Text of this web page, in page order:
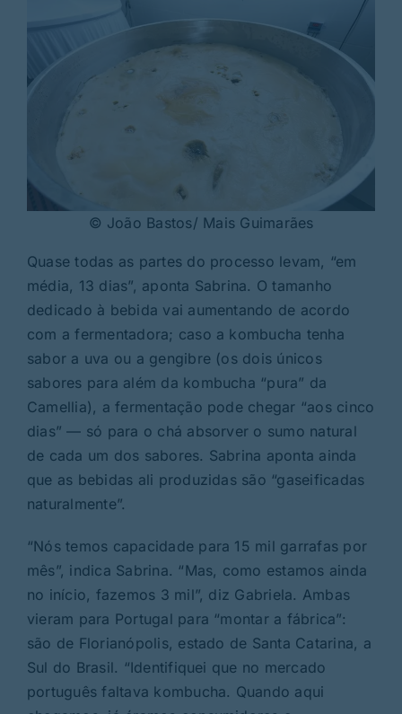
© João Bastos/ Mais Guimarães
Quase todas as partes do processo levam, “em
média, 13 dias”, aponta Sabrina. O tamanho
dedicado à bebida vai aumentando de acordo
com a fermentadora; caso a kombucha tenha
sabor a uva ou a gengibre (os dois únicos
sabores para além da kombucha “pura” da
Camellia), a fermentação pode chegar “aos cinco
dias” — só para o chá absorver o sumo natural
de cada um dos sabores. Sabrina aponta ainda
que as bebidas ali produzidas são “gaseificadas
naturalmente”.
“Nós temos capacidade para 15 mil garrafas por
mês”, indica Sabrina. “Mas, como estamos ainda
no início, fazemos 3 mil”, diz Gabriela. Ambas
vieram para Portugal para “montar a fábrica”:
são de Florianópolis, estado de Santa Catarina, a
Sul do Brasil. “Identifiquei que no mercado
português faltava kombucha. Quando aqui